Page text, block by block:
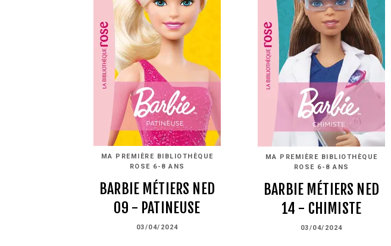
MA PREMIÈRE BIBLIOTHÈQUE
ROSE 6-8 ANS
BARBIE MÉTIERS NED
09 - PATINEUSE
03/04/2024
MA PREMIÈRE BIBLIOTHÈQUE
ROSE 6-8 ANS
BARBIE MÉTIERS NED
14 - CHIMISTE
03/04/2024